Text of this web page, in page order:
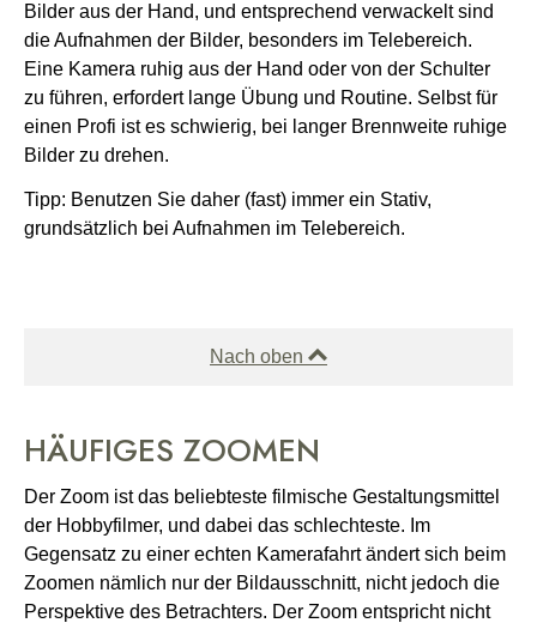
Bilder aus der Hand, und entsprechend verwackelt sind
die Aufnahmen der Bilder, besonders im Telebereich.
Eine Kamera ruhig aus der Hand oder von der Schulter
zu führen, erfordert lange Übung und Routine. Selbst für
einen Profi ist es schwierig, bei langer Brennweite ruhige
Bilder zu drehen.
Tipp: Benutzen Sie daher (fast) immer ein Stativ,
grundsätzlich bei Aufnahmen im Telebereich.
Nach oben
HÄUFIGES ZOOMEN
Der Zoom ist das beliebteste filmische Gestaltungsmittel
der Hobbyfilmer, und dabei das schlechteste. Im
Gegensatz zu einer echten Kamerafahrt ändert sich beim
Zoomen nämlich nur der Bildausschnitt, nicht jedoch die
Perspektive des Betrachters. Der Zoom entspricht nicht